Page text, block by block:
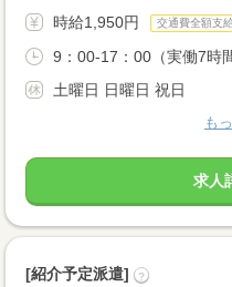
時給1,950円 交通費全額支
9：00-17：00（実働7時
土曜日 日曜日 祝日
も
求人
[紹介予定派遣] ?